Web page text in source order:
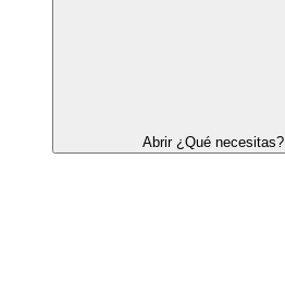
Abrir ¿Qué necesitas?